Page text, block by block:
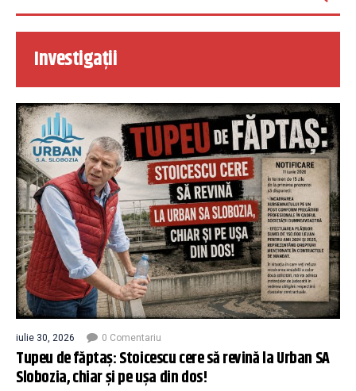
Investigații
iulie 30, 2026 0 Comentariu
Tupeu de făptaș: Stoicescu cere să revină la Urban SA
Slobozia, chiar și pe ușa din dos!